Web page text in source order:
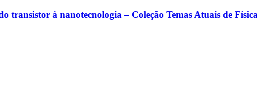
transistor à nanotecnologia – Coleção Temas Atuais de